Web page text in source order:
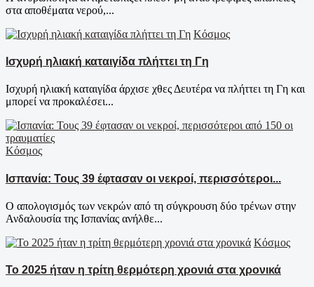
στα αποθέματα νερού,...
Κόσμος
Ισχυρή ηλιακή καταιγίδα πλήττει τη Γη
Ισχυρή ηλιακή καταιγίδα άρχισε χθες Δευτέρα να πλήττει τη Γη και
μπορεί να προκαλέσει...
Κόσμος
Ισπανία: Τους 39 έφτασαν οι νεκροί, περισσότεροι...
Ο απολογισμός των νεκρών από τη σύγκρουση δύο τρένων στην
Ανδαλουσία της Ισπανίας ανήλθε...
Κόσμος
Το 2025 ήταν η τρίτη θερμότερη χρονιά στα χρονικά